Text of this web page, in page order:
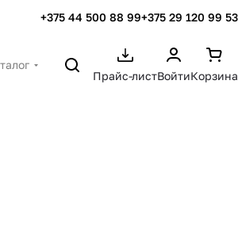
+375 44 500 88 99+375 29 120 99 53
Прайс-листВойтиКорзина